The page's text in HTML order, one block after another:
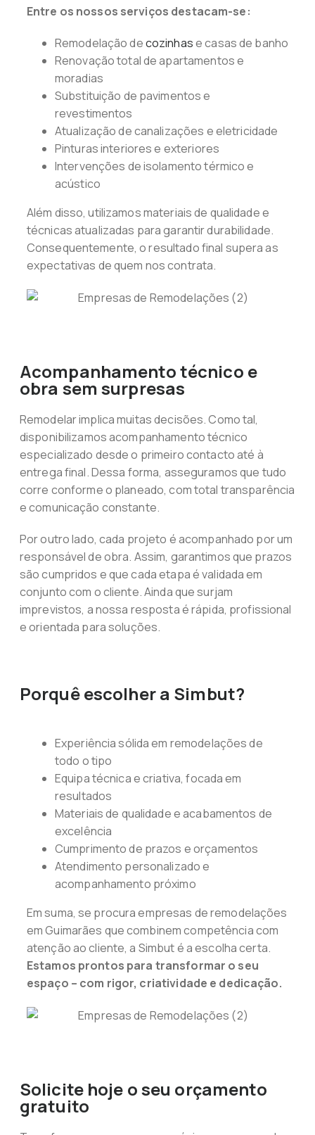
Entre os nossos serviços destacam-se:
Remodelação decozinhase casas de banho
Renovação total de apartamentos e
moradias
Substituição de pavimentos e
revestimentos
Atualização de canalizações e eletricidade
Pinturas interiores e exteriores
Intervenções de isolamento térmico e
acústico
Além disso, utilizamos materiais de qualidade e
técnicas atualizadas para garantir durabilidade.
Consequentemente, o resultado final supera as
expectativas de quem nos contrata.
Acompanhamento técnico e
obra sem surpresas
Remodelar implica muitas decisões. Como tal,
disponibilizamos acompanhamento técnico
especializado desde o primeiro contacto até à
entrega final. Dessa forma, asseguramos que tudo
corre conforme o planeado, com total transparência
e comunicação constante.
Por outro lado, cada projeto é acompanhado por um
responsável de obra. Assim, garantimos que prazos
são cumpridos e que cada etapa é validada em
conjunto com o cliente. Ainda que surjam
imprevistos, a nossa resposta é rápida, profissional
e orientada para soluções.
Porquê escolher a Simbut?
Experiência sólida em remodelações de
todo o tipo
Equipa técnica e criativa, focada em
resultados
Materiais de qualidade e acabamentos de
excelência
Cumprimento de prazos e orçamentos
Atendimento personalizado e
acompanhamento próximo
Em suma, se procura empresas de remodelações
em Guimarães que combinem competência com
atenção ao cliente, a Simbut é a escolha certa.
Estamos prontos para transformar o seu
espaço – com rigor, criatividade e dedicação.
Solicite hoje o seu orçamento
gratuito